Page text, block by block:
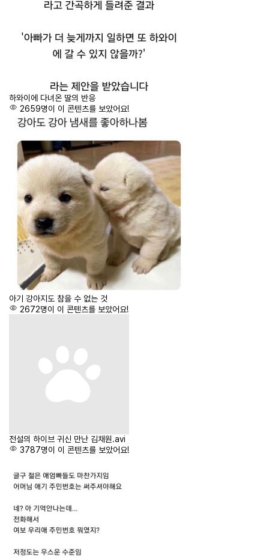
하와이에 다녀온 딸의 반응
2659명이 이 콘텐츠를 보았어요!
아기 강아지도 참을 수 없는 것
2672명이 이 콘텐츠를 보았어요!
전설의 하이브 귀신 만난 김채원.avi
3787명이 이 콘텐츠를 보았어요!